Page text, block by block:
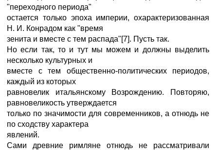
"переходного периода"
остается только эпоха империи, охарактеризованная
Н. И. Конрадом как "время
зенита и вместе с тем распада"[7]. Пусть так.
Но если так, то и тут мы можем и должны выделить
несколько культурных и
вместе с тем общественно-политических периодов,
каждый из которых
равновелик итальянскому Возрождению. Повторяю,
равновеликость утверждается
только по значимости для современников, а отнюдь не
по сходству характера
явлений.
Сами древние римляне отнюдь не рассматривали